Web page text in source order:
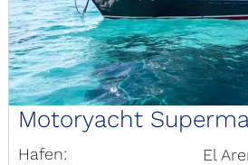
Motoryacht
Hafen:
El